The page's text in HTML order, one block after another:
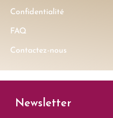
Confidentialité
FAQ
Contactez-nous
Newsletter